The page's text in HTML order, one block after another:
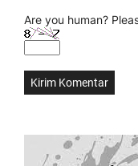
Are you human?